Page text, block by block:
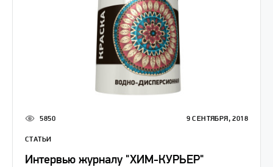
5850 9 СЕНТЯБРЯ, 2018
СТАТЬИ
Интервью журналу "ХИМ-КУРЬЕР"